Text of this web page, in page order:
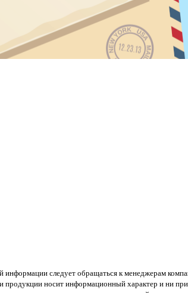
следует обращаться к менеджерам
продукции носит информационный характер и ни